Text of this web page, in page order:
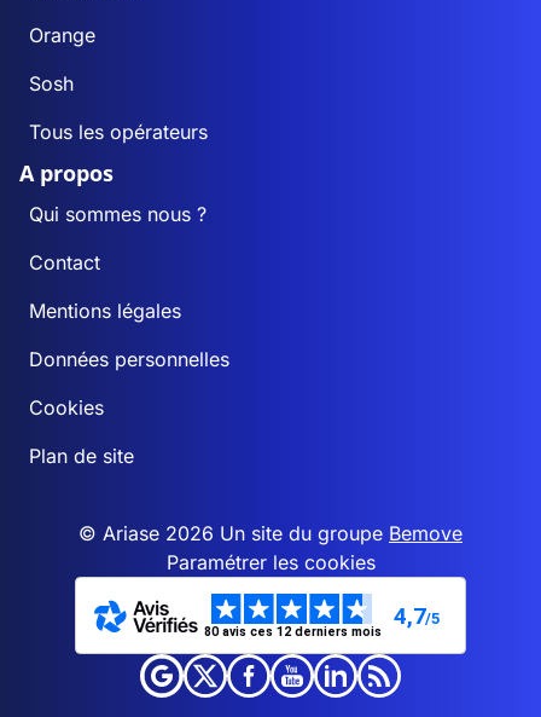
Orange
Sosh
Tous les opérateurs
A propos
Qui sommes nous ?
Contact
Mentions légales
Données personnelles
Cookies
Plan de site
© Ariase 2026 Un site du groupe Bemove
Paramétrer les cookies
80 avis ces 12 derniers mois
4,7/5